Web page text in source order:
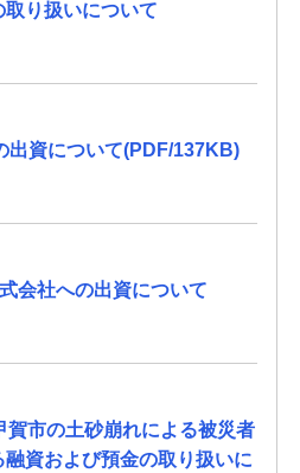
り扱いについて
出資について(PDF/137KB)
会社への出資について
賀市の土砂崩れによる被災者
資および預金の取り扱いに